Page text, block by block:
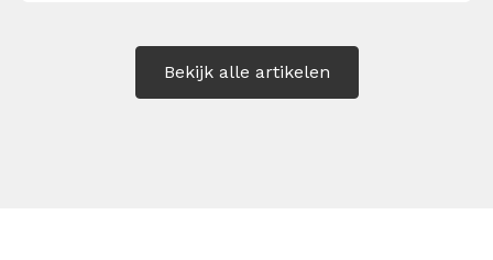
Bekijk alle artikelen